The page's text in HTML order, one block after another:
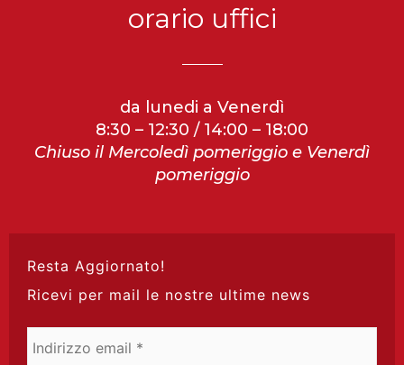
orario uffici
da lunedi a Venerdì
8:30 – 12:30 / 14:00 – 18:00
Chiuso il Mercoledì pomeriggio e Venerdì
pomeriggio
Resta Aggiornato!
Ricevi per mail le nostre ultime news
email